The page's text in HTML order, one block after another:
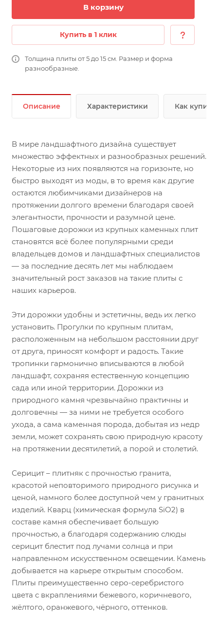
В корзину
Купить в 1 клик
Толщина плиты от 5 до 15 см. Размер и форма
разнообразные.
Описание Характеристики Как купить
В мире ландшафтного дизайна существует
множество эффектных и разнообразных решений.
Некоторые из них появляются на горизонте, но
быстро выходят из моды, в то время как другие
остаются любимчиками дизайнеров на
протяжении долгого времени благодаря своей
элегантности, прочности и разумной цене.
Пошаговые дорожки из крупных каменных плит
становятся всё более популярными среди
владельцев домов и ландшафтных специалистов
— за последние десять лет мы наблюдаем
значительный рост заказов на такие плиты с
наших карьеров.
Эти дорожки удобны и эстетичны, ведь их легко
установить. Прогулки по крупным плитам,
расположенным на небольшом расстоянии друг
от друга, приносят комфорт и радость. Такие
тропинки гармонично вписываются в любой
ландшафт, сохраняя естественную концепцию
сада или иной территории. Дорожки из
природного камня чрезвычайно практичны и
долговечны — за ними не требуется особого
ухода, а сама каменная порода, добытая из недр
земли, может сохранять свою природную красоту
на протяжении десятилетий, а порой и столетий.
Серицит – плитняк с прочностью гранита,
красотой неповторимого природного рисунка и
ценой, намного более доступной чем у гранитных
изделий. Кварц (химическая формула SiO2) в
составе камня обеспечивает большую
прочностью, а благодаря содержанию слюды
серицит блестит под лучами солнца и при
направленном искусственном освещении. Камень
добывается на карьере открытым способом.
Плиты преимущественно серо-серебристого
цвета с вкраплениями бежевого, коричневого,
жёлтого, оранжевого, чёрного, оттенков.